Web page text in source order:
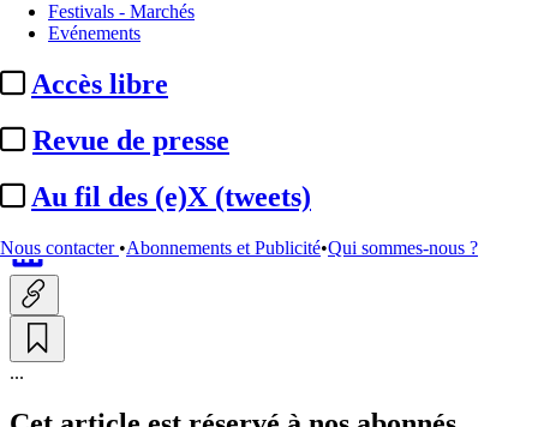
Festivals - Marchés
Evénements
Accès libre
Revue de presse
Au fil des (e)X (tweets)
Nous contacter •Abonnements et Publicité•Qui sommes-nous ?
Royaume-Uni :
gouvernement veut interdire
les réseaux sociaux aux ...
ParDC avec AFP
...